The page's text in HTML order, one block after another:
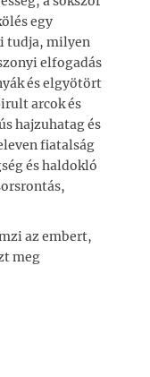
egy
tudja, milyen
elfogadás
és elgyötört
arcok és
hajzuhatag és
fiatalság
és haldokló
az embert,
meg